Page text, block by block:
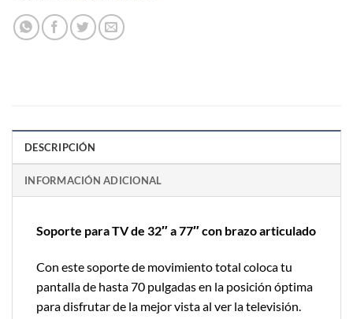
DESCRIPCIÓN
INFORMACIÓN ADICIONAL
Soporte para TV de 32″ a 77″ con brazo articulado
Con este soporte de movimiento total coloca tu
pantalla de hasta 70 pulgadas en la posición óptima
para disfrutar de la mejor vista al ver la televisión.